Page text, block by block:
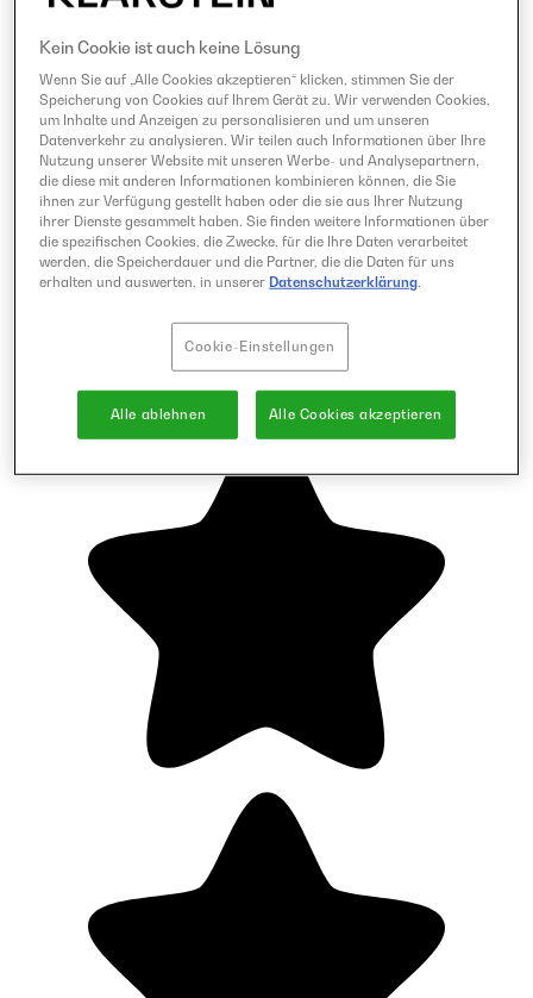
Kein Cookie ist auch keine Lösung
Wenn Sie auf „Alle Cookies akzeptieren“ klicken, stimmen Sie der
Speicherung von Cookies auf Ihrem Gerät zu. Wir verwenden Cookies,
um Inhalte und Anzeigen zu personalisieren und um unseren
Datenverkehr zu analysieren. Wir teilen auch Informationen über Ihre
Nutzung unserer Website mit unseren Werbe- und Analysepartnern,
die diese mit anderen Informationen kombinieren können, die Sie
ihnen zur Verfügung gestellt haben oder die sie aus Ihrer Nutzung
ihrer Dienste gesammelt haben. Sie finden weitere Informationen über
die spezifischen Cookies, die Zwecke, für die Ihre Daten verarbeitet
werden, die Speicherdauer und die Partner, die die Daten für uns
erhalten und auswerten, in unserer Datenschutzerklärung
Cookie-Einstellungen
Alle ablehnen Alle Cookies akzeptieren